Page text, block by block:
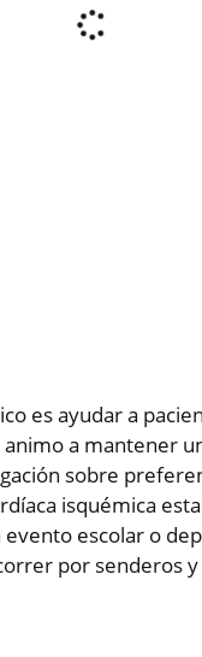
es ayudar a
a mantener
sobre
isquémica
evento escolar o
por senderos